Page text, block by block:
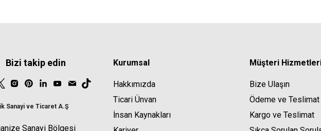
Bizi takip edin
Sanayi ve Ticaret A.Ş
Sanayi Bölgesi
Kurumsal
Hakkımızda
Ticari Ünvan
İnsan Kaynakları
Müşteri
Bize Ulaşın
Ödeme ve Teslimat
Kargo ve Teslimat